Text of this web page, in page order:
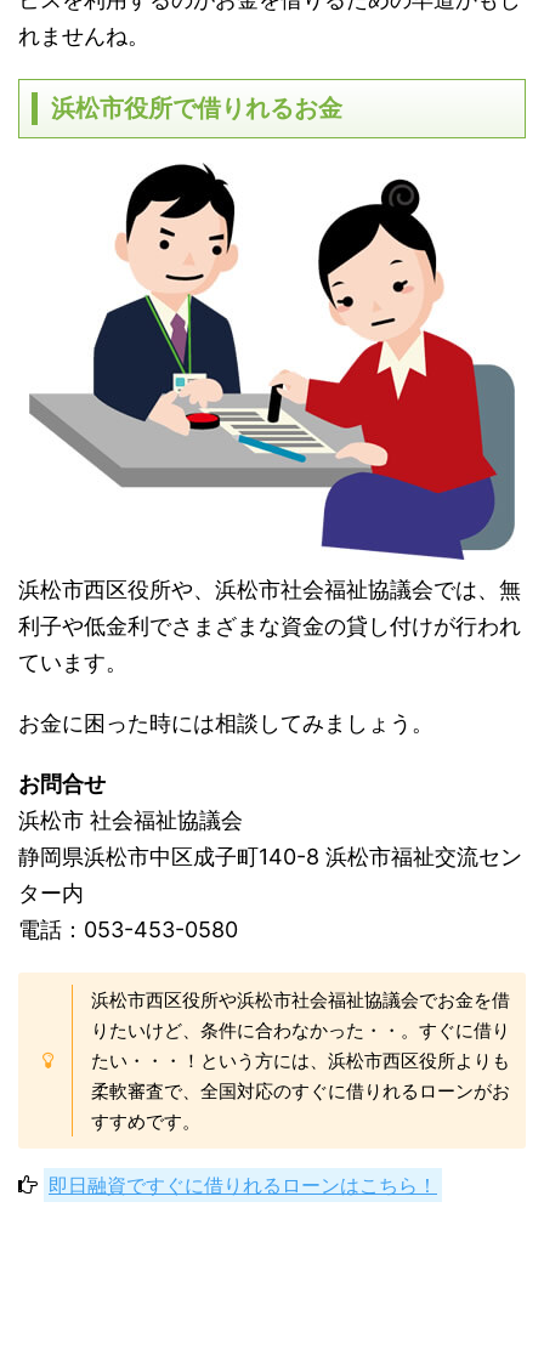
れませんね。
浜松市役所で借りれるお金
浜松市西区役所や、浜松市社会福祉協議会では、無
利子や低金利でさまざまな資金の貸し付けが行われ
ています。
お金に困った時には相談してみましょう。
お問合せ
浜松市 社会福祉協議会
静岡県浜松市中区成子町140-8 浜松市福祉交流セン
ター内
電話：053-453-0580
浜松市西区役所や浜松市社会福祉協議会でお金を借
りたいけど、条件に合わなかった・・。すぐに借り
たい・・・！という方には、浜松市西区役所よりも
柔軟審査で、全国対応のすぐに借りれるローンがお
すすめです。
即日融資ですぐに借りれるローンはこちら！